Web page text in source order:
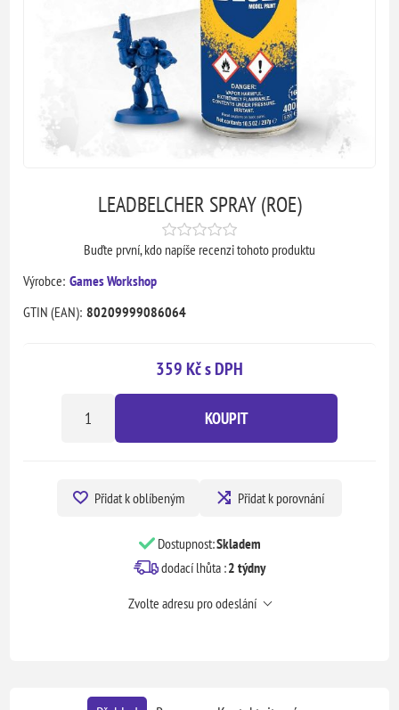
LEADBELCHER SPRAY (ROE)
Buďte první, kdo napíše recenzi tohoto produktu
Výrobce: Games Workshop
GTIN (EAN): 80209999086064
359 Kč s DPH
KOUPIT
Přidat k oblíbeným Přidat k porovnání
Dostupnost:Skladem
dodací lhůta :2 týdny
Zvolte adresu pro odeslání